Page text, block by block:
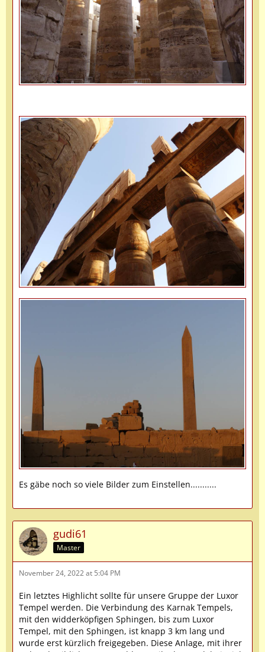
Es gäbe noch so viele Bilder zum Einstellen...........
gudi61
Master
November 24, 2022 at 5:04 PM
Ein letztes Highlicht sollte für unsere Gruppe der Luxor
Tempel werden. Die Verbindung des Karnak Tempels,
mit den widderköpfigen Sphingen, bis zum Luxor
Tempel, mit den Sphingen, ist knapp 3 km lang und
wurde erst kürzlich freigegeben. Diese Anlage, mit ihrer